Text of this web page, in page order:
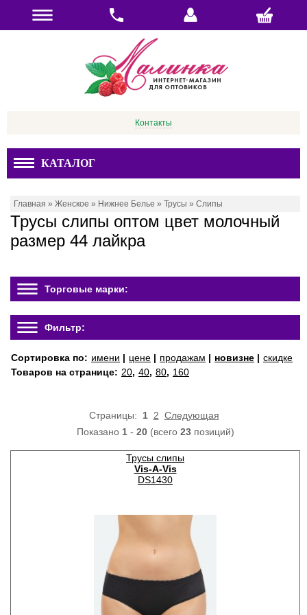
Контакты
КАТАЛОГ
Главная » Женское » Нижнее Белье » Трусы » Слипы
Трусы слипы оптом цвет молочный
размер 44 лайкра
Торговые марки:
Фильтр:
Сортировка по: имени | цене | продажам | новизне | скидке
Товаров на странице: 20, 40, 80, 160
Страницы: 1 2 Следующая
Показано 1- 20(всего 23позиций)
Трусы слипы
Vis-A-Vis
DS1430